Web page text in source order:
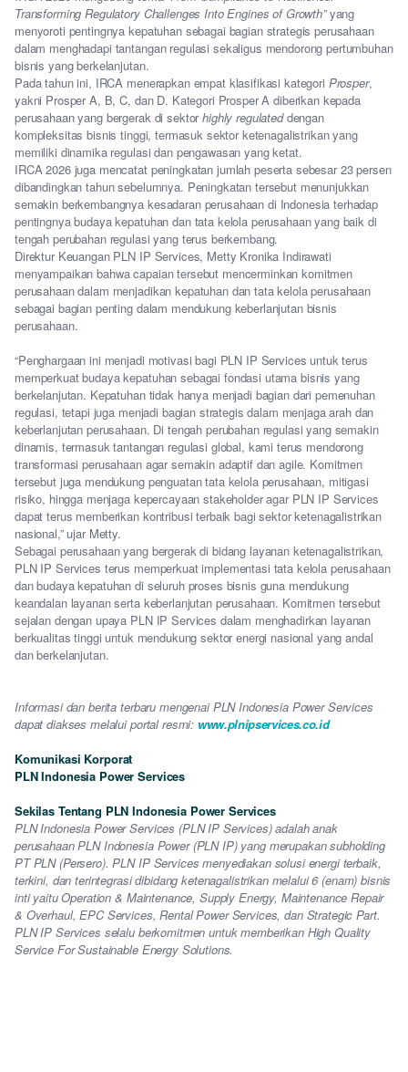
Transforming Regulatory Challenges Into Engines of Growth”yang
menyoroti pentingnya kepatuhan sebagai bagian strategis perusahaan
dalam menghadapi tantangan regulasi sekaligus mendorong pertumbuhan
bisnis yang berkelanjutan.
Pada tahun ini, IRCA menerapkan empat klasifikasi kategori Prosper,
yakni Prosper A, B, C, dan D. Kategori Prosper A diberikan kepada
perusahaan yang bergerak di sektorhighly regulateddengan
kompleksitas bisnis tinggi, termasuk sektor ketenagalistrikan yang
memiliki dinamika regulasi dan pengawasan yang ketat.
IRCA 2026 juga mencatat peningkatan jumlah peserta sebesar 23 persen
dibandingkan tahun sebelumnya. Peningkatan tersebut menunjukkan
semakin berkembangnya kesadaran perusahaan di Indonesia terhadap
pentingnya budaya kepatuhan dan tata kelola perusahaan yang baik di
tengah perubahan regulasi yang terus berkembang.
Direktur Keuangan PLN IP Services, Metty Kronika Indirawati
menyampaikan bahwa capaian tersebut mencerminkan komitmen
perusahaan dalam menjadikan kepatuhan dan tata kelola perusahaan
sebagai bagian penting dalam mendukung keberlanjutan bisnis
perusahaan.
“Penghargaan ini menjadi motivasi bagi PLN IP Services untuk terus
memperkuat budaya kepatuhan sebagai fondasi utama bisnis yang
berkelanjutan. Kepatuhan tidak hanya menjadi bagian dari pemenuhan
regulasi, tetapi juga menjadi bagian strategis dalam menjaga arah dan
keberlanjutan perusahaan. Di tengah perubahan regulasi yang semakin
dinamis, termasuk tantangan regulasi global, kami terus mendorong
transformasi perusahaan agar semakin adaptif dan agile. Komitmen
tersebut juga mendukung penguatan tata kelola perusahaan, mitigasi
risiko, hingga menjaga kepercayaan stakeholder agar PLN IP Services
dapat terus memberikan kontribusi terbaik bagi sektor ketenagalistrikan
nasional,” ujar Metty.
Sebagai perusahaan yang bergerak di bidang layanan ketenagalistrikan,
PLN IP Services terus memperkuat implementasi tata kelola perusahaan
dan budaya kepatuhan di seluruh proses bisnis guna mendukung
keandalan layanan serta keberlanjutan perusahaan. Komitmen tersebut
sejalan dengan upaya PLN IP Services dalam menghadirkan layanan
berkualitas tinggi untuk mendukung sektor energi nasional yang andal
dan berkelanjutan.
Informasi dan berita terbaru mengenai PLN Indonesia Power Services
dapat diakses melalui portal resmi: www.plnipservices.co.id
Komunikasi Korporat
PLN Indonesia Power Services
Sekilas Tentang PLN Indonesia Power Services
PLN Indonesia Power Services (PLN IP Services) adalah anak
perusahaan PLN Indonesia Power (PLN IP) yang merupakan subholding
PT PLN (Persero). PLN IP Services menyediakan solusi energi terbaik,
terkini, dan terintegrasi dibidang ketenagalistrikan melalui 6 (enam) bisnis
inti yaitu Operation & Maintenance, Supply Energy, Maintenance Repair
& Overhaul, EPC Services, Rental Power Services, dan Strategic Part.
PLN IP Services selalu berkomitmen untuk memberikan High Quality
Service For Sustainable Energy Solutions.